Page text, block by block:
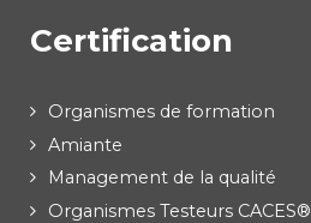
Certification
Organismes de formation
Amiante
Management de la qualité
Organismes Testeurs CACES®